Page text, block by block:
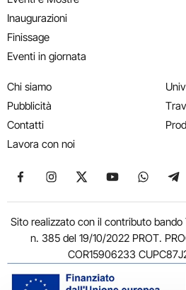
Inaugurazioni
Finissage
Eventi in giornata
Chi siamo
Pubblicità
Contatti
Lavora con noi
Seguici su Facebook
Seguici su Instagram
Seguici su X
Seguici su
Seguici
Sito realizzato con il contributo
n. 385 del 19/10/2022 PROT.
COR15906233